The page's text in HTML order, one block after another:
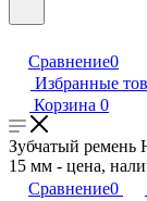
Сравнение0
Избранные
Корзина 0
Зубчатый
15 мм - цена,
Сравнение0